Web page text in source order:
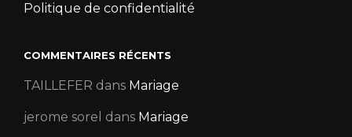
Politique de confidentialité
COMMENTAIRES RÉCENTS
TAILLEFER dans Mariage
jerome sorel dans Mariage